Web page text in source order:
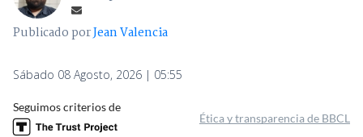
Publicado porJean Valencia
Sábado 08 Agosto, 2026 | 05:55
Seguimos criterios de
Ética y transparencia de BBCL